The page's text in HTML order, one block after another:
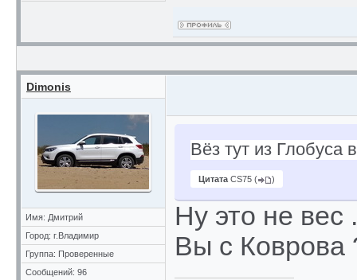
Dimonis
Имя: Дмитрий
Город: г.Владимир
Группа: Проверенные
Сообщений: 96
Цитата CS75 ( )
Вёз тут из Глобуса
Ну это не вес
Вы с Коврова